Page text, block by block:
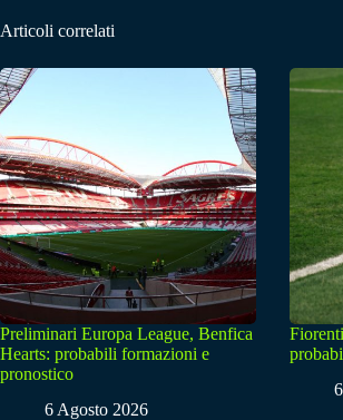
Articoli correlati
Preliminari Europa League, Benfica
Hearts: probabili formazioni e
pronostico
6 Agosto 2026